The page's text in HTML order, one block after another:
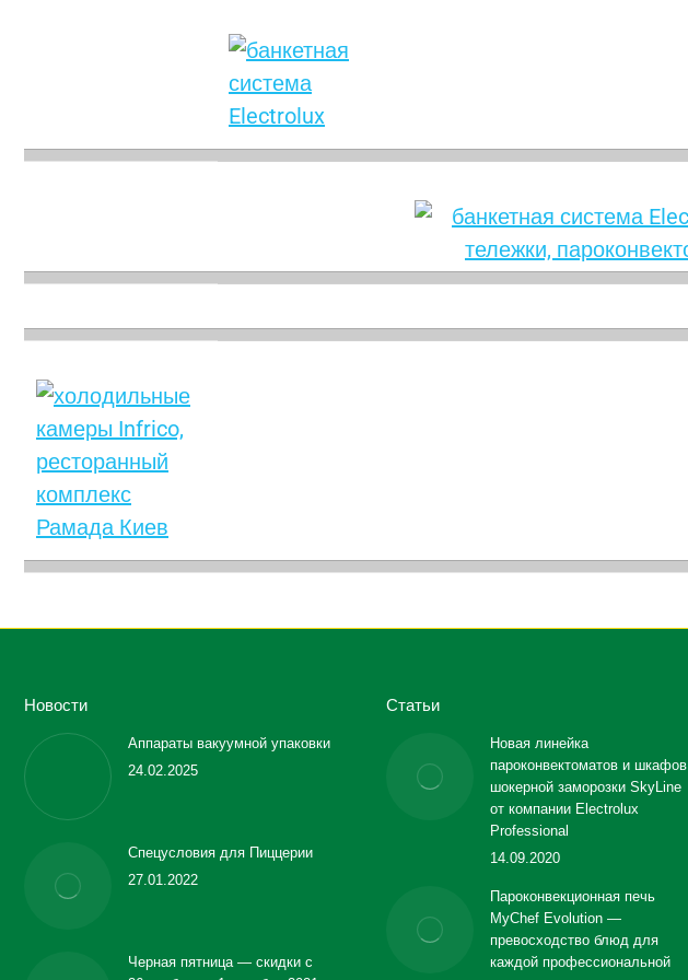
Новости
Аппараты вакуумной упаковки
24.02.2025
Спецусловия для Пиццерии
27.01.2022
Черная пятница — скидки с
Статьи
Новая линейка
пароконвектоматов и шкафов
шокерной заморозки SkyLine
от компании Electrolux
Professional
14.09.2020
Пароконвекционная печь
MyChef Evolution —
превосходство блюд для
каждой профессиональной